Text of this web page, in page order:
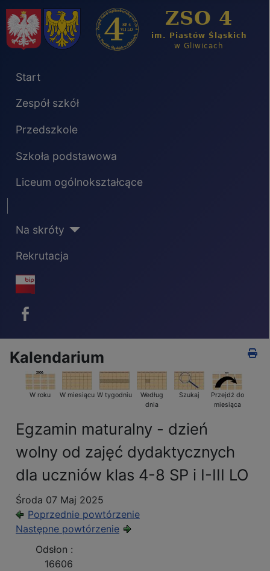
Start
Zespół szkół
Przedszkole
Szkoła podstawowa
Liceum ogólnokształcące
Na skróty
Rekrutacja
BIP - ikona
Kalendarium
W roku W miesiącu W tygodniu
Według
dnia
Szukaj
Przejdź do
miesiąca
Egzamin maturalny - dzień
wolny od zajęć dydaktycznych
dla uczniów klas 4-8 SP i I-III LO
Środa 07 Maj 2025
Poprzednie powtórzenie
Następne powtórzenie
Odsłon :
16606